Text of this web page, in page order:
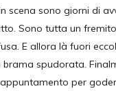
scena sono giorni di
Sono tutta un
E allora là fuori
spudorata.
per